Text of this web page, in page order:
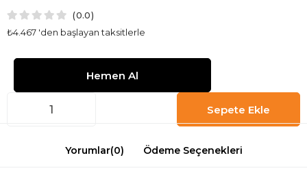
0.0
₺4.467 'den başlayan taksitlerle
Yorumlar(0) Ödeme Seçenekleri